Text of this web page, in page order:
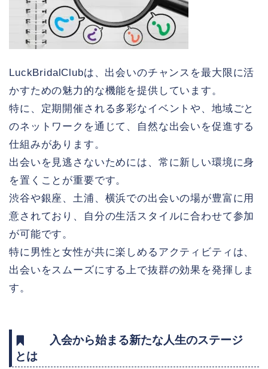
LuckBridalClubは、出会いのチャンスを最大限に活
かすための魅力的な機能を提供しています。
特に、定期開催される多彩なイベントや、地域ごと
のネットワークを通じて、自然な出会いを促進する
仕組みがあります。
出会いを見逃さないためには、常に新しい環境に身
を置くことが重要です。
渋谷や銀座、土浦、横浜での出会いの場が豊富に用
意されており、自分の生活スタイルに合わせて参加
が可能です。
特に男性と女性が共に楽しめるアクティビティは、
出会いをスムーズにする上で抜群の効果を発揮しま
す。
入会から始まる新たな人生のステージ
とは